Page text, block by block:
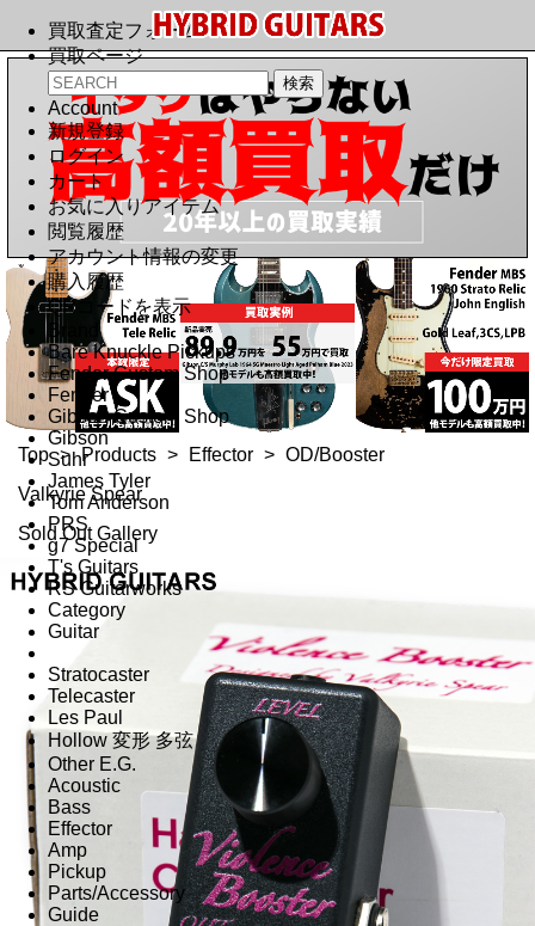
買取査定フォーム
買取ページ
Account
新規登録
ログイン
カート
お気に入りアイテム
閲覧履歴
アカウント情報の変更
購入履歴
QRコードを表示
Brand
Bare Knuckle Pickups
Fender Custom Shop
Fender
Gibson Custom Shop
Gibson
Suhr
James Tyler
Tom Anderson
PRS
g7 Special
T's Guitars
RS Guitarworks
Category
Guitar
Stratocaster
Telecaster
Les Paul
Hollow 変形 多弦
Other E.G.
Acoustic
Bass
Effector
Amp
Pickup
Parts/Accessory
Guide
Top > Products > Effector > OD/Booster
Valkyrie Spear
Sold Out Gallery